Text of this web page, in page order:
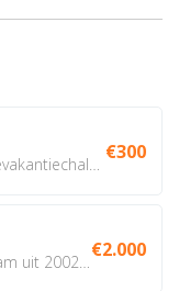
€300
€2.000